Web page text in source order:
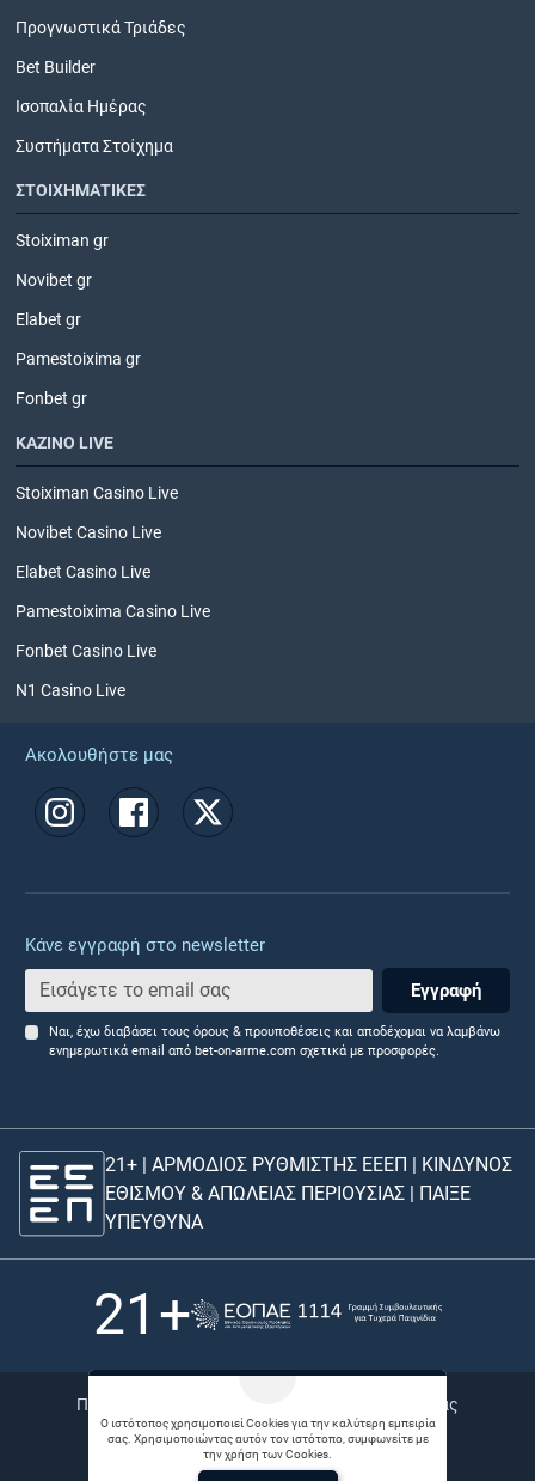
Ο ιστότοπος χρησιμοποιεί Cookies για την καλύτερη εμπειρία
σας. Χρησιμοποιώντας αυτόν τον ιστότοπο, συμφωνείτε με
την χρήση των Cookies.
Προγνωστικά Τριάδες
Bet Builder
Ισοπαλία Ημέρας
Συστήματα Στοίχημα
ΣΤΟΙΧΗΜΑΤΙΚΕΣ
Stoiximan gr
Novibet gr
Elabet gr
Pamestoixima gr
Fonbet gr
ΚΑΖΙΝΟ LIVE
Stoiximan Casino Live
Novibet Casino Live
Elabet Casino Live
Pamestoixima Casino Live
Fonbet Casino Live
N1 Casino Live
Ακολουθήστε μας
Κάνε εγγραφή στο newsletter
Εγγραφή
Ναι, έχω διαβάσει τους όρους & προυποθέσεις και αποδέχομαι να λαμβάνω
ενημερωτικά email από bet-on-arme.com σχετικά με προσφορές.
21+ | ΑΡΜΟΔΙΟΣ ΡΥΘΜΙΣΤΗΣ ΕΕΕΠ | ΚΙΝΔΥΝΟΣ
ΕΘΙΣΜΟΥ & ΑΠΩΛΕΙΑΣ ΠΕΡΙΟΥΣΙΑΣ | ΠΑΙΞΕ
ΥΠΕΥΘΥΝΑ
21+
Πολιτική απορρήτου |
Θέσεις εργασίας
© 2026 Betonarme